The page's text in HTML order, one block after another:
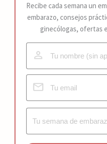
Recibe cada semana un
embarazo, consejos
ginecólogas, ofertas